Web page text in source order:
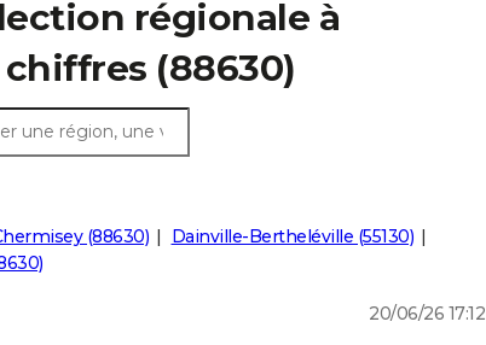
régionale à
(88630)
(88630)
Dainville-Bertheléville (55130)
20/06/26 17:12